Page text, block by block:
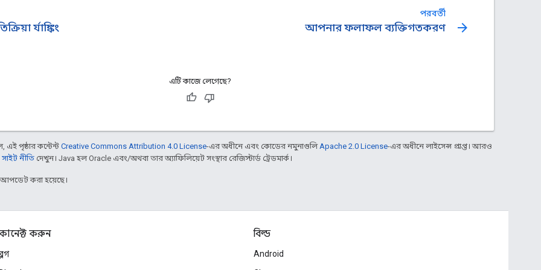
র্যাঙ্কিং
পরবর্তী
আপনার ফলাফল ব্যক্তিগতকরণ arrow_forward
এটি কাজে লেগেছে?
এই পৃষ্ঠার কন্টেন্টCreative Commons Attribution 4.0 License-এর অধীনে এবং কোডের নমুনাগুলি Apache 2.0 License-এর অধীনে লাইসেন্স প্রাপ্ত। আরও
নীতি দেখুন। Java হল Oracle এবং/অথবা তার অ্যাফিলিয়েট সংস্থার রেজিস্টার্ড ট্রেডমার্ক।
আপডেট করা হয়েছে।
করুন বিল্ড
Android